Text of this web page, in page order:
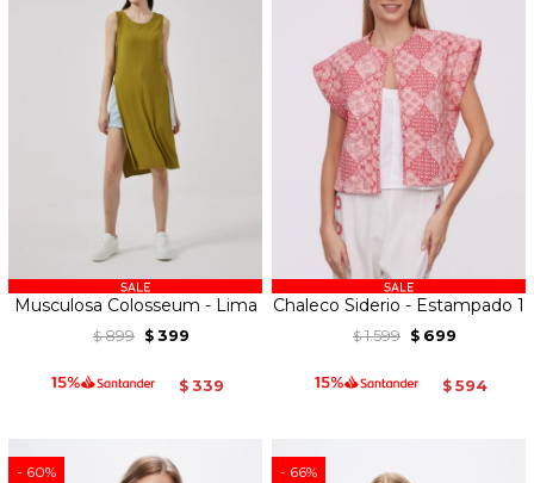
Musculosa Colosseum - Lima
$ 899 $ 399
$ 339
Chaleco Siderio - Estampado 1
$ 1.599 $ 699
$ 594
60 66